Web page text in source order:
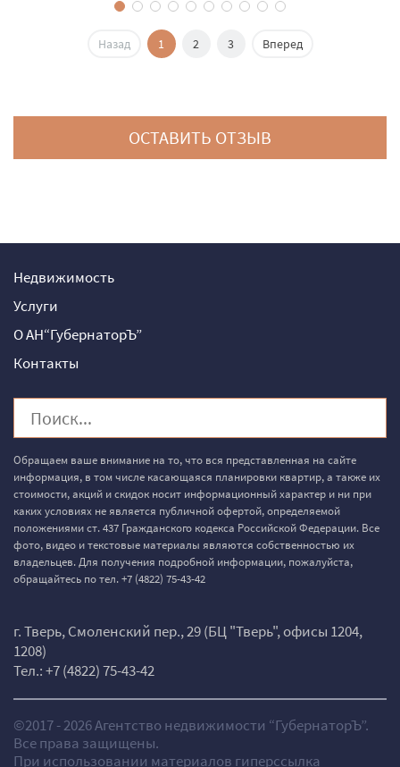
Назад 1 2 3 Вперед
ОСТАВИТЬ ОТЗЫВ
Недвижимость
Услуги
О АН“ГубернаторЪ”
Контакты
Обращаем ваше внимание на то, что вся представленная на сайте
информация, в том числе касающаяся планировки квартир, а также их
стоимости, акций и скидок носит информационный характер и ни при
каких условиях не является публичной офертой, определяемой
положениями ст. 437 Гражданского кодекса Российской Федерации. Все
фото, видео и текстовые материалы являются собственностью их
владельцев. Для получения подробной информации, пожалуйста,
обращайтесь по тел.+7 (4822) 75-43-42
©2017 - 2026 Агентство недвижимости “ГубернаторЪ”.
Все права защищены.
При использовании материалов гиперссылка
г. Тверь, Смоленский пер., 29 (БЦ "Тверь", офисы 1204,
1208)
Тел.:+7 (4822) 75-43-42